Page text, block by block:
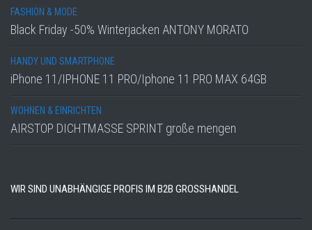
FASHION & MODE
Black Friday -50% Winterjacken ANTONY MORATO
HANDY UND SMARTPHONE
iPhone 11/IPHONE 11 PRO/Iphone 11 PRO MAX 64GB
WOHNEN & EINRICHTEN
AIRSTOP DICHTMASSE SPRINT große mengen
WIR SIND UNABHÄNGIGE PROFIS IM B2B GROSSHANDEL